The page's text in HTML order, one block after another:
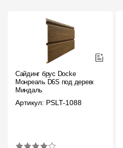
Сайдинг брус Docke
Монреаль D6S под дерево
Миндаль
Артикул: PSLT-1088